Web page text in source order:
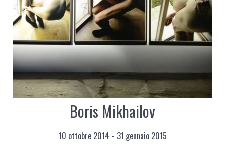
Boris Mikhailov
10 ottobre 2014 - 31 gennaio 2015